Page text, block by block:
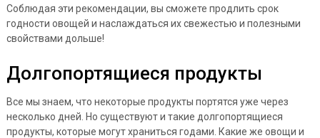
Соблюдая эти рекомендации, вы сможете продлить срок
годности овощей и наслаждаться их свежестью и полезными
свойствами дольше!
Долгопортящиеся продукты
Все мы знаем, что некоторые продукты портятся уже через
несколько дней. Но существуют и такие долгопортящиеся
продукты, которые могут храниться годами. Какие же овощи и